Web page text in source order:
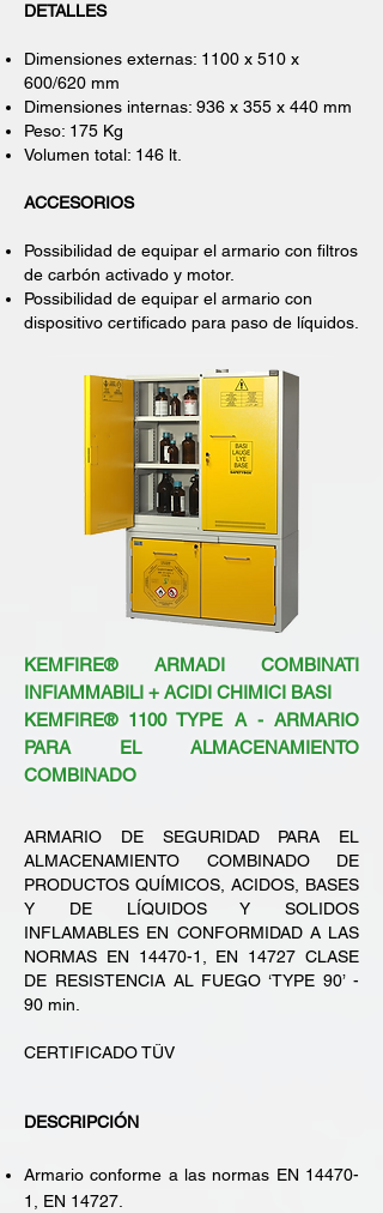
DETALLES
Dimensiones externas: 1100 x 510 x
600/620 mm
Dimensiones internas: 936 x 355 x 440 mm
Peso: 175 Kg
Volumen total: 146 lt.
ACCESORIOS
Possibilidad de equipar el armario con filtros
de carbón activado y motor.
Possibilidad de equipar el armario con
dispositivo certificado para paso de líquidos.
KEMFIRE® ARMADI COMBINATI
INFIAMMABILI + ACIDI CHIMICI BASI
KEMFIRE® 1100 TYPE A - ARMARIO
PARA EL ALMACENAMIENTO
COMBINADO
ARMARIO DE SEGURIDAD PARA EL
ALMACENAMIENTO COMBINADO DE
PRODUCTOS QUÍMICOS, ACIDOS, BASES
Y DE LÍQUIDOS Y SOLIDOS
INFLAMABLES EN CONFORMIDAD A LAS
NORMAS EN 14470-1, EN 14727 CLASE
DE RESISTENCIA AL FUEGO ‘TYPE 90’ -
90 min.
CERTIFICADO TÜV
DESCRIPCIÓN
Armario conforme a las normas EN 14470-
1, EN 14727.